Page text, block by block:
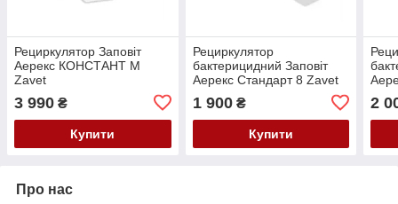
Рециркулятор Заповіт
Аерекс КОНСТАНТ М
Zavet
3 990 ₴
Купити
Рециркулятор
бактерицидний Заповіт
Аерекс Стандарт 8 Zavet
1 900₴
Купити
2
Про нас